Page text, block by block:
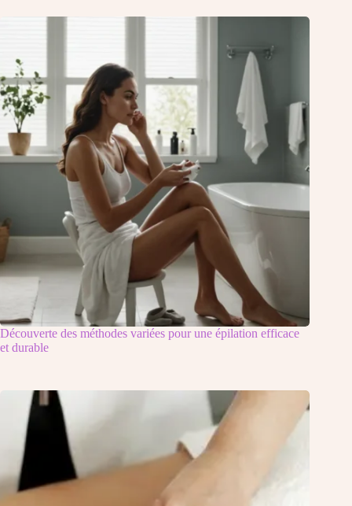
Découverte des méthodes variées pour une épilation efficace
et durable